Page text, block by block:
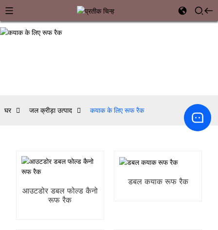
घर जल क्रीड़ा उत्पाद कयाक के लिए रूफ रैक
आउटडोर डबल फोल्ड कैनो
रूफ रैक
डबल कयाक रूफ रैक